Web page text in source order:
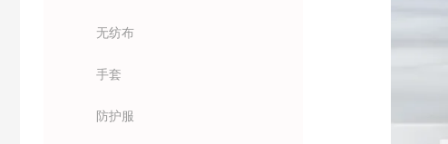
无纺布
手套
防护服